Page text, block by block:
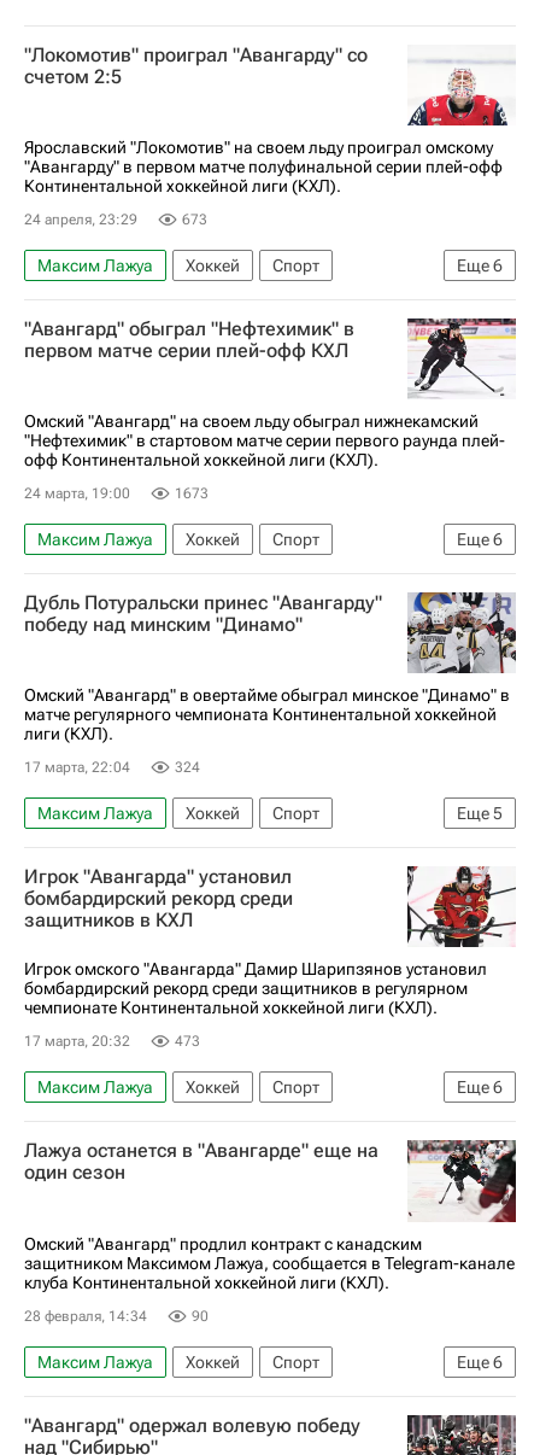
"Локомотив" проиграл "Авангарду" со
счетом 2:5
Ярославский "Локомотив" на своем льду проиграл омскому
"Авангарду" в первом матче полуфинальной серии плей-офф
Континентальной хоккейной лиги (КХЛ).
24 апреля, 23:29 673
Еще6
Максим Лажуа Хоккей
Спорт
Василий Пономарев
Эндрю Потуральски
Локомотив (Ярославль)
Авангард
"Авангард" обыграл "Нефтехимик" в
первом матче серии плей-офф КХЛ
Омский "Авангард" на своем льду обыграл нижнекамский
"Нефтехимик" в стартовом матче серии первого раунда плей-
офф Континентальной хоккейной лиги (КХЛ).
24 марта, 19:00 1673
Еще6
Максим Лажуа Хоккей
Спорт
Андрей Белозеров
Николай Прохоркин
Константин Окулов
Авангард
Дубль Потуральски принес "Авангарду"
победу над минским "Динамо"
Омский "Авангард" в овертайме обыграл минское "Динамо" в
матче регулярного чемпионата Континентальной хоккейной
лиги (КХЛ).
17 марта, 22:04 324
Еще5
Максим Лажуа Хоккей
Спорт
Эндрю Потуральски
Станислав Галиев
ХК Динамо (Москва)
Авангард
КХЛ 2025-2026
Игрок "Авангарда" установил
бомбардирский рекорд среди
защитников в КХЛ
Игрок омского "Авангарда" Дамир Шарипзянов установил
бомбардирский рекорд среди защитников в регулярном
чемпионате Континентальной хоккейной лиги (КХЛ).
17 марта, 20:32 473
Еще6
Максим Лажуа Хоккей
Спорт
Дамир Шарипзянов
ХК Динамо (Москва)
Металлург (Магнитогорск)
КХЛ 2025-2026
Лажуа останется в "Авангарде" еще на
один сезон
Омский "Авангард" продлил контракт с канадским
защитником Максимом Лажуа, сообщается в Telegram-канале
клуба Континентальной хоккейной лиги (КХЛ).
28 февраля, 14:34 90
Еще6
Максим Лажуа Хоккей
Спорт
Алексей Сопин
Авангард
Оттава Сенаторз
Каролина Харрикейнз
"Авангард" одержал волевую победу
над "Сибирью"